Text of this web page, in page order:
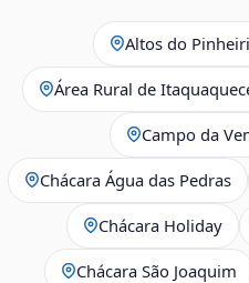
Altos do
Área Rural de
Campo da
Chácara Água das Pedras
Chácara Holiday
Chácara São Joaquim